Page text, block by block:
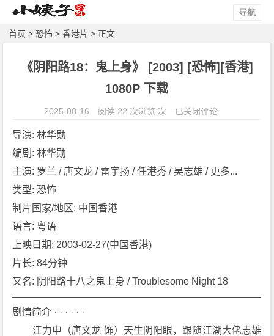
导航
首页 >恐怖 >香港片 > 正文
《阴阳路18：鬼上身》 [2003] [恐怖][香港]
1080P 下载
2025-08-16 阅读 22 次浏览 次
《阴
8：
3]
[香
已关闭评论
导演: 林华勋
编剧: 林华勋
主演: 罗兰 / 唐文龙 / 雷宇扬 / 任港秀 / 吴志雄 / 更多...
类型: 恐怖
制片国家/地区: 中国香港
语言: 粤语
上映日期: 2003-02-27(中国香港)
片长: 84分钟
又名: 阴阳路十八之鬼上身 / Troublesome Night 18
剧情简介 · · · · · ·
江力申（唐文龙 饰）天生阴阳眼，跟随江湖大佬志雄